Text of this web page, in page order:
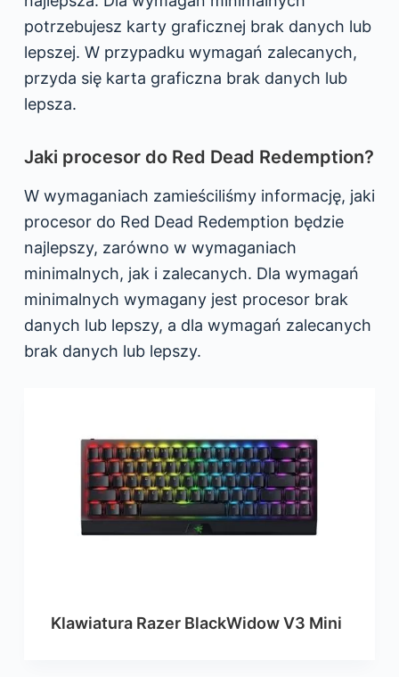
potrzebujesz karty graficznej brak danych lub
lepszej. W przypadku wymagań zalecanych,
przyda się karta graficzna brak danych lub
lepsza.
Jaki procesor do Red Dead Redemption?
W wymaganiach zamieściliśmy informację, jaki
procesor do Red Dead Redemption będzie
najlepszy, zarówno w wymaganiach
minimalnych, jak i zalecanych. Dla wymagań
minimalnych wymagany jest procesor brak
danych lub lepszy, a dla wymagań zalecanych
brak danych lub lepszy.
Klawiatura Razer BlackWidow V3 Mini